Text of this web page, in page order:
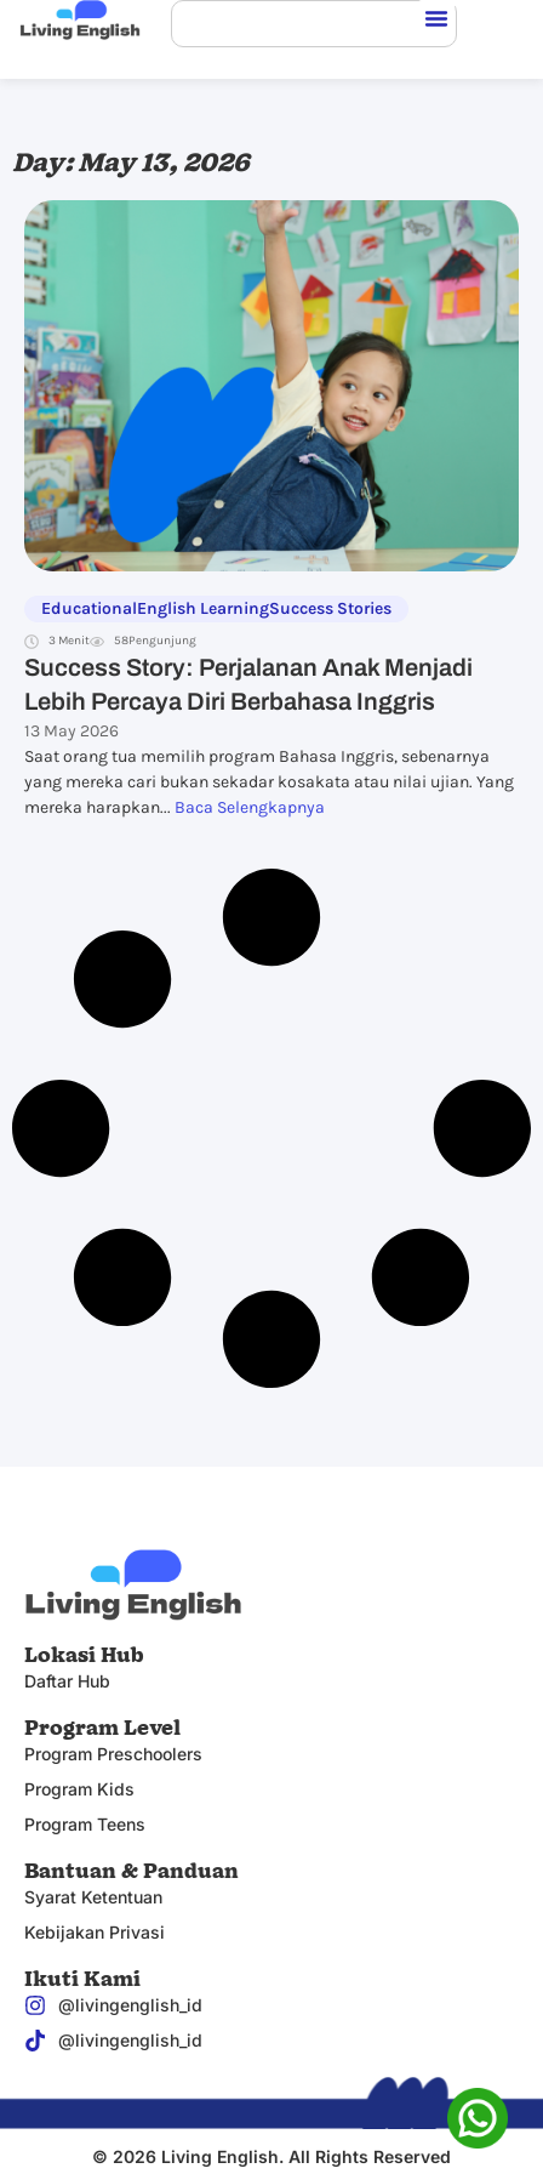
Day: May 13, 2026
EducationalEnglish LearningSuccess Stories
3 Menit 58Pengunjung
Success Story: Perjalanan Anak Menjadi
Lebih Percaya Diri Berbahasa Inggris
13 May 2026
Saat orang tua memilih program Bahasa Inggris, sebenarnya
yang mereka cari bukan sekadar kosakata atau nilai ujian. Yang
mereka harapkan... Baca Selengkapnya
Lokasi Hub
Daftar Hub
Program Level
Program Preschoolers
Program Kids
Program Teens
Bantuan & Panduan
Syarat Ketentuan
Kebijakan Privasi
Ikuti Kami
@livingenglish_id
@livingenglish_id
© 2026 Living English. All Rights Reserved